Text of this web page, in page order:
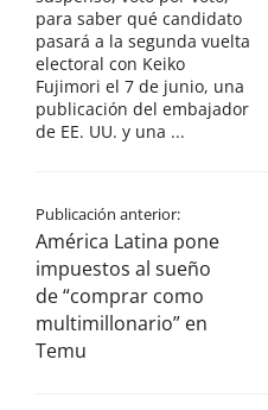
para saber qué candidato
pasará a la segunda vuelta
electoral con Keiko
Fujimori el 7 de junio, una
publicación del embajador
de EE. UU. y una ...
Publicación anterior:
América Latina pone
impuestos al sueño
de “comprar como
multimillonario” en
Temu